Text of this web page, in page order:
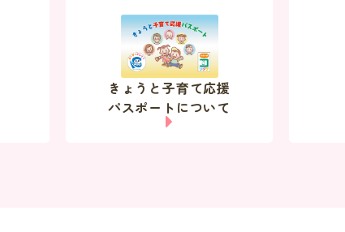
きょうと子育て応援
パスポートについて